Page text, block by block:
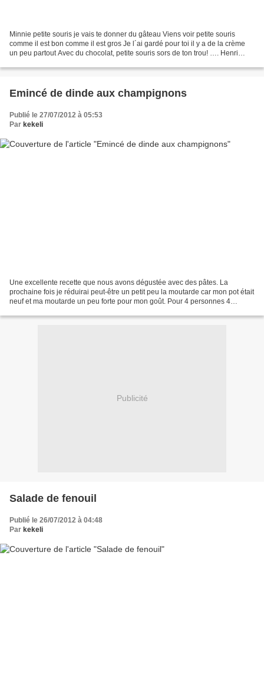
Minnie petite souris je vais te donner du gâteau Viens voir petite souris
comme il est bon comme il est gros Je l´ai gardé pour toi il y a de la crème
un peu partout Avec du chocolat, petite souris sors de ton trou! …. Henri
Emincé de dinde aux champignons
Publié le 27/07/2012 à 05:53
Par kekeli
Une excellente recette que nous avons dégustée avec des pâtes. La
prochaine fois je réduirai peut-être un petit peu la moutarde car mon pot était
neuf et ma moutarde un peu forte pour mon goût. Pour 4 personnes 4
Publicité
Salade de fenouil
Publié le 26/07/2012 à 04:48
Par kekeli